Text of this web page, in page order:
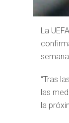
La
“Tras
las
la